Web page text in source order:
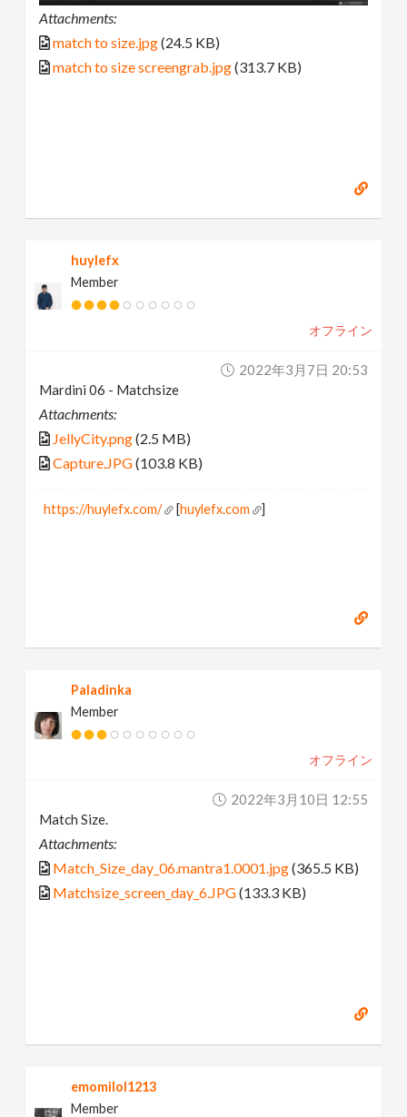
Attachments:
match to size.jpg(24.5 KB)
match to size screengrab.jpg(313.7 KB)
huylefx
Member
オフライン
2022年3月7日 20:53
Mardini 06 - Matchsize
Attachments:
JellyCity.png(2.5 MB)
Capture.JPG(103.8 KB)
https://huylefx.com/ [huylefx.com ]
Paladinka
Member
オフライン
2022年3月10日 12:55
Match Size.
Attachments:
Match_Size_day_06.mantra1.0001.jpg(365.5 KB)
Matchsize_screen_day_6.JPG(133.3 KB)
emomilol1213
Member